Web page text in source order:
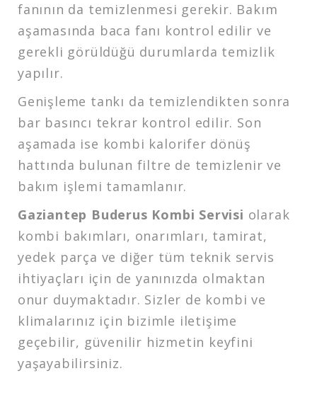
fanının da temizlenmesi gerekir. Bakım
aşamasında baca fanı kontrol edilir ve
gerekli görüldüğü durumlarda temizlik
yapılır.
Genişleme tankı da temizlendikten sonra
bar basıncı tekrar kontrol edilir. Son
aşamada ise kombi kalorifer dönüş
hattında bulunan filtre de temizlenir ve
bakım işlemi tamamlanır.
Gaziantep Buderus Kombi Servisi olarak
kombi bakımları, onarımları, tamirat,
yedek parça ve diğer tüm teknik servis
ihtiyaçları için de yanınızda olmaktan
onur duymaktadır. Sizler de kombi ve
klimalarınız için bizimle iletişime
geçebilir, güvenilir hizmetin keyfini
yaşayabilirsiniz.